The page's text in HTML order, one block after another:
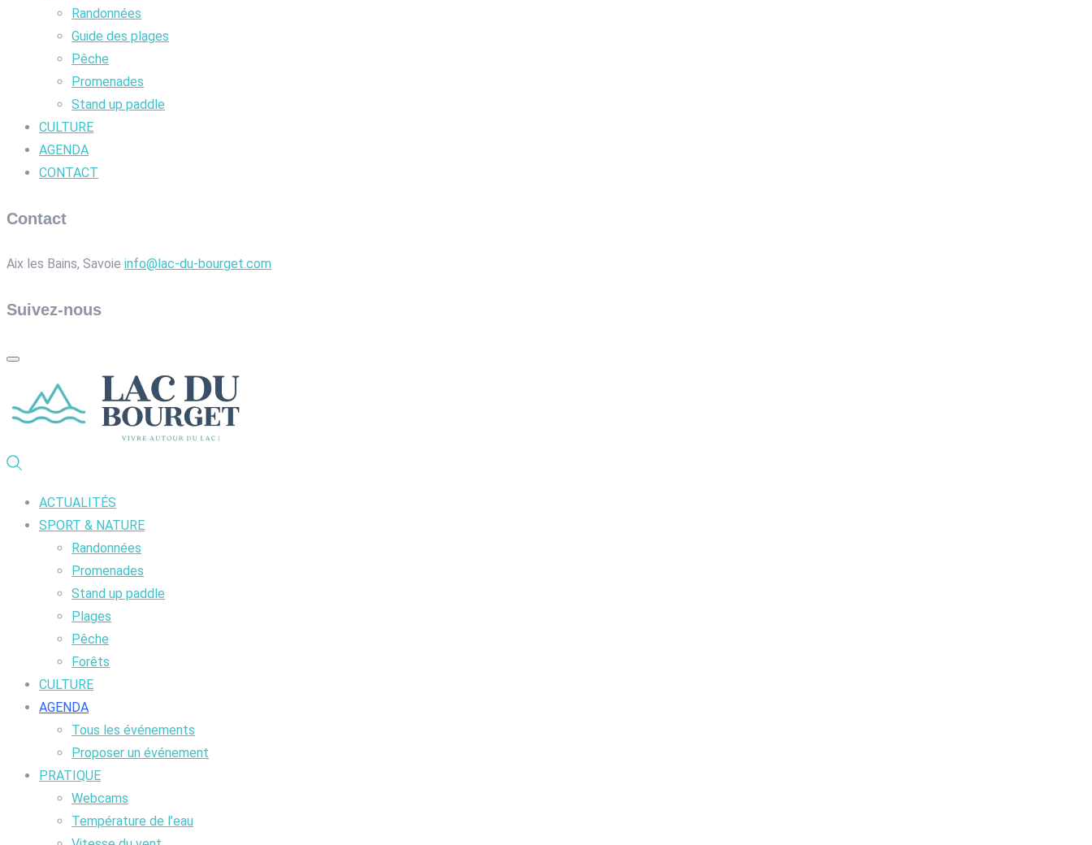
Randonnées
Guide des plages
Pêche
Promenades
Stand up paddle
CULTURE
AGENDA
CONTACT
Contact
Aix les Bains, Savoie info@lac-du-bourget.com
Suivez-nous
ACTUALITÉS
SPORT & NATURE
Randonnées
Promenades
Stand up paddle
Plages
Pêche
Forêts
CULTURE
AGENDA
Tous les événements
Proposer un événement
PRATIQUE
Webcams
Température de l’eau